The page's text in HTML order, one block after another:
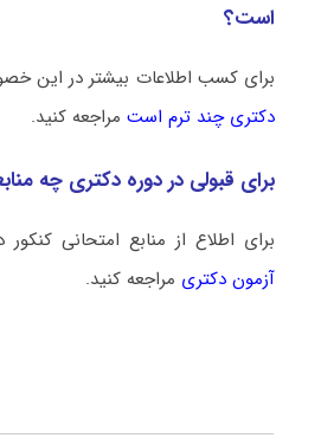
است؟
برای کسب اطلاعات بیشتر در این
دکتری چند ترم استمراجعه کنید.
برای قبولی در دوره دکتری چه
برای اطلاع از منابع امتحانی
آزمون دکتری مراجعه کنید.